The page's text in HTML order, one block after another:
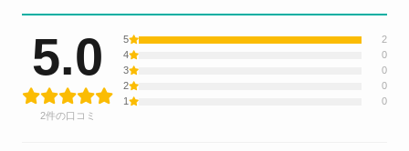
5.0
2件の口コミ
5
2
4
0
3
0
2
0
1
0